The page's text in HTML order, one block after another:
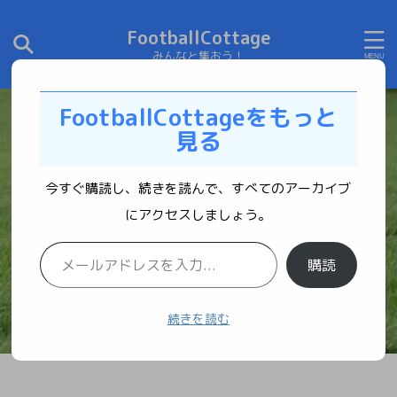
FootballCottage
みんなと集おう！
FootballCottageをもっと
見る
今すぐ購読し、続きを読んで、すべてのアーカイブ
にアクセスしましょう。
購読
続きを読む